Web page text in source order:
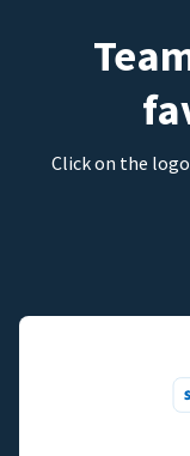
Click on the